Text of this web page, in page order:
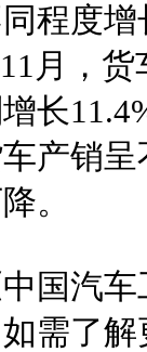
程度增
，货车
长
产销
。
汽车
需了